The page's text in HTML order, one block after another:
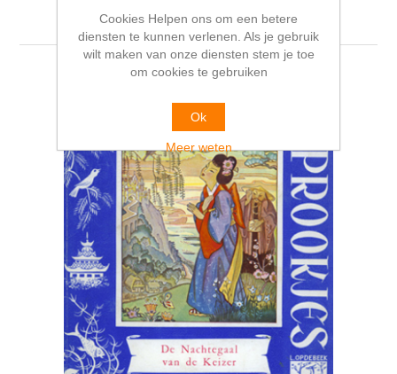
Gerelateerde producten
Cookies Helpen ons om een betere
diensten te kunnen verlenen. Als je gebruik
wilt maken van onze diensten stem je toe
om cookies te gebruiken
Ok
Meer weten